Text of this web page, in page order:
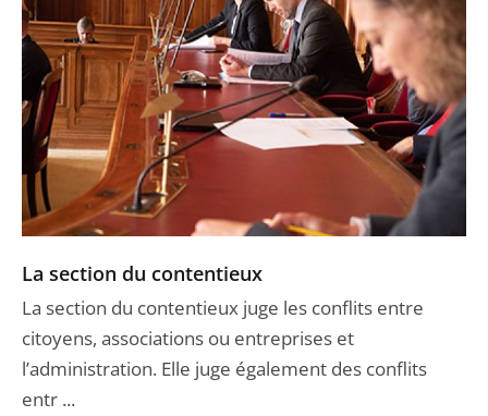
La section du contentieux
La section du contentieux juge les conflits entre
citoyens, associations ou entreprises et
l’administration. Elle juge également des conflits
entr ...